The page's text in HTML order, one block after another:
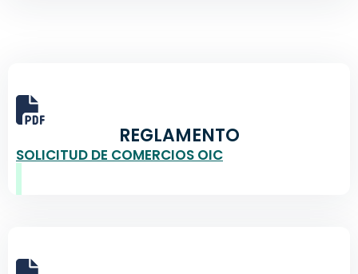
REGLAMENTO
SOLICITUD DE COMERCIOS OIC